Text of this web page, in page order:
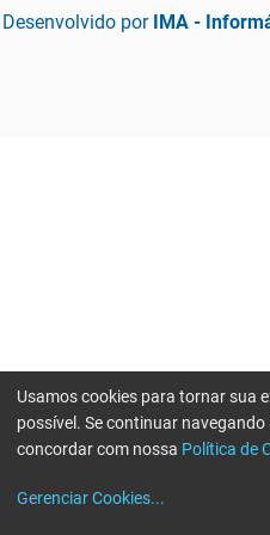
Desenvolvido por IMA -
Usamos cookies para tornar sua
possível. Se continuar
concordar com nossa Política de
Gerenciar Cookies...
Erro ao enviar informações, por